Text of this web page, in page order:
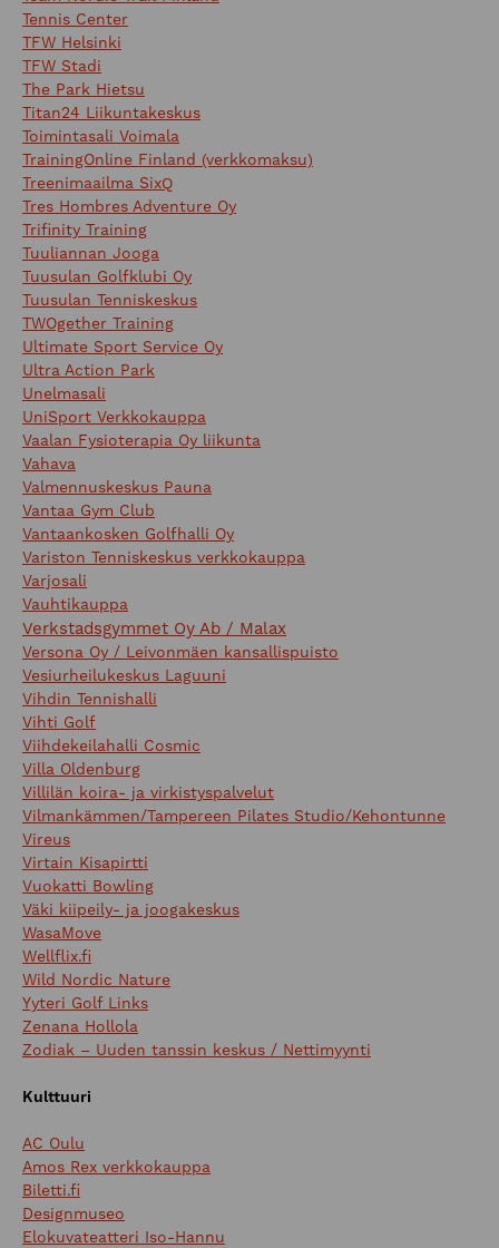
Tennis Center
TFW Helsinki
TFW Stadi
The Park Hietsu
Titan24 Liikuntakeskus
Toimintasali Voimala
TrainingOnline Finland (verkkomaksu)
Treenimaailma SixQ
Tres Hombres Adventure Oy
Trifinity Training
Tuuliannan Jooga
Tuusulan Golfklubi Oy
Tuusulan Tenniskeskus
TWOgether Training
Ultimate Sport Service Oy
Ultra Action Park
Unelmasali
UniSport Verkkokauppa
Vaalan Fysioterapia Oy liikunta
Vahava
Valmennuskeskus Pauna
Vantaa Gym Club
Vantaankosken Golfhalli Oy
Variston Tenniskeskus verkkokauppa
Varjosali
Vauhtikauppa
Verkstadsgymmet Oy Ab / Malax
Versona Oy / Leivonmäen kansallispuisto
Vesiurheilukeskus Laguuni
Vihdin Tennishalli
Vihti Golf
Viihdekeilahalli Cosmic
Villa Oldenburg
Villilän koira- ja virkistyspalvelut
Vilmankämmen/Tampereen Pilates Studio/Kehontunne
Vireus
Virtain Kisapirtti
Vuokatti Bowling
Väki kiipeily- ja joogakeskus
WasaMove
Wellflix.fi
Wild Nordic Nature
Yyteri Golf Links
Zenana Hollola
Zodiak – Uuden tanssin keskus / Nettimyynti
Kulttuuri
AC Oulu
Amos Rex verkkokauppa
Biletti.fi
Designmuseo
Elokuvateatteri Iso-Hannu